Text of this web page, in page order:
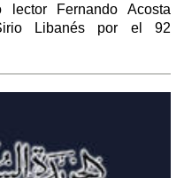
lector Fernando Acosta
Libanés por el 92